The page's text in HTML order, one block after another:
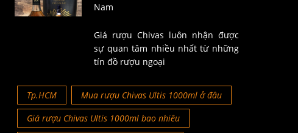
Nam
Giá rượu Chivas luôn nhận được
sự quan tâm nhiều nhất từ những
tín đồ rượu ngoại
Tp.HCM
Mua rượu Chivas Ultis 1000ml ở đâu
Giá rượu Chivas Ultis 1000ml bao nhiêu